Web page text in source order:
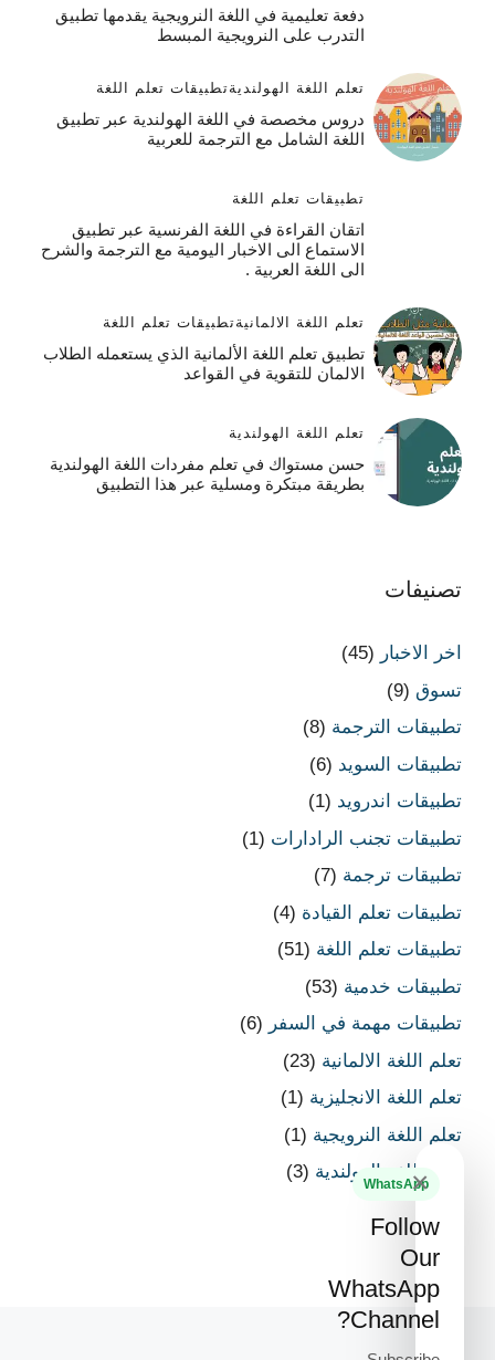
دفعة تعليمية في اللغة النرويجية يقدمها تطبيق
التدرب على النرويجية المبسط
تعلم اللغة الهولنديةتطبيقات تعلم اللغة
دروس مخصصة في اللغة الهولندية عبر تطبيق
اللغة الشامل مع الترجمة للعربية
تطبيقات تعلم اللغة
اتقان القراءة في اللغة الفرنسية عبر تطبيق
الاستماع الى الاخبار اليومية مع الترجمة والشرح
الى اللغة العربية .
تعلم اللغة الالمانيةتطبيقات تعلم اللغة
تطبيق تعلم اللغة الألمانية الذي يستعمله الطلاب
الالمان للتقوية في القواعد
تعلم اللغة الهولندية
حسن مستواك في تعلم مفردات اللغة الهولندية
بطريقة مبتكرة ومسلية عبر هذا التطبيق
تصنيفات
اخر الاخبار (45)
تسوق (9)
تطبيقات الترجمة (8)
تطبيقات السويد (6)
تطبيقات اندرويد (1)
تطبيقات تجنب الرادارات (1)
تطبيقات ترجمة (7)
تطبيقات تعلم القيادة (4)
تطبيقات تعلم اللغة (51)
تطبيقات خدمية (53)
تطبيقات مهمة في السفر (6)
تعلم اللغة الالمانية (23)
تعلم اللغة الانجليزية (1)
تعلم اللغة النرويجية (1)
تعلم اللغة الهولندية (3) ×
WhatsApp
Follow
Our
WhatsApp
Channel?